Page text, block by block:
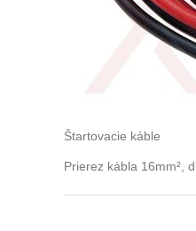
Štartovacie káble
Prierez kábla 16mm²,